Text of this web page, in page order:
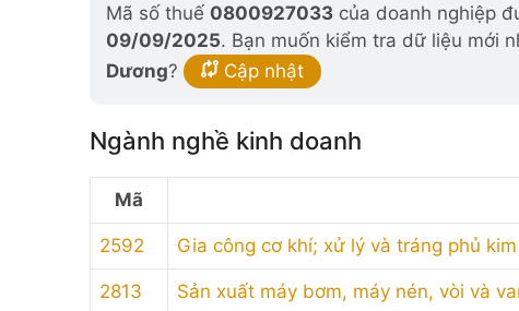
Mã số thuế 0800927033 của doanh nghiệp
09/09/2025. Bạn muốn kiểm tra dữ liệu mới
Dương? Cập nhật
Ngành nghề kinh doanh
Mã
2592 Gia công cơ khí; xử lý và tráng phủ
2813 Sản xuất máy bơm, máy nén, vòi và